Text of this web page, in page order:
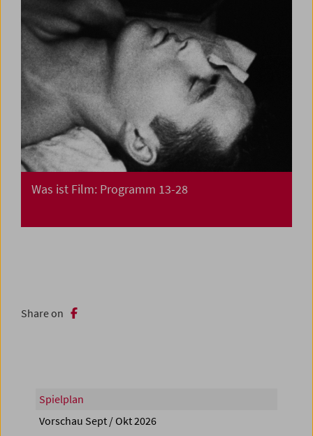
Was ist Film: Programm 13-28
Share on
Spielplan
Vorschau Sept / Okt 2026